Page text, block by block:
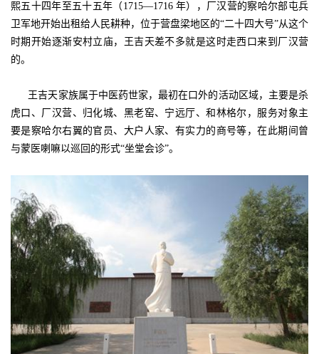
熙五十四年至五十五年（1715—1716 年），厂汉营的察哈尔部屯兵
卫军地开始出租给人民耕种，位于营盘梁地区的“二十四大号”从这个
时期开始逐渐安村立庙，王吉天差不多就是这时走西口来到厂汉营
的。
王吉天家族属于中医药世家，最初在口外的活动区域，主要是杀
虎口、厂汉营、归化城、黑老窑、宁远厅、和林格尔，服务对象主
要是察哈尔右翼的官员、大户人家、有实力的商号等，在此期间曾
与蒙医喇嘛以巡回的形式“坐堂会诊”。